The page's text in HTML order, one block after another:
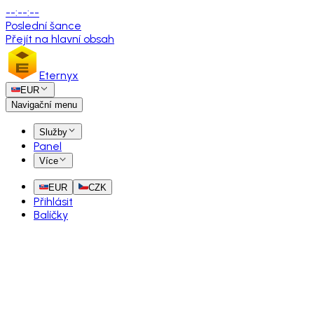
--:--:--
Poslední šance
Přejít na hlavní obsah
Eternyx
EUR
Navigační menu
Služby
Panel
Více
EUR CZK
Přihlásit
Balíčky